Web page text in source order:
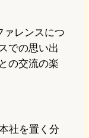
レンスにつ
での思い出
の交流の楽
社を置く分